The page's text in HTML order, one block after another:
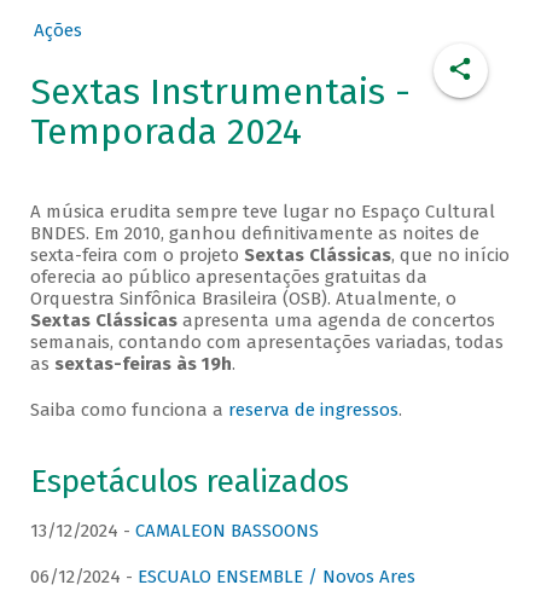
Ações
Sextas Instrumentais -
Temporada 2024
A música erudita sempre teve lugar no Espaço Cultural
BNDES. Em 2010, ganhou definitivamente as noites de
sexta-feira com o projeto Sextas Clássicas, que no início
oferecia ao público apresentações gratuitas da
Orquestra Sinfônica Brasileira (OSB). Atualmente, o
Sextas Clássicasapresenta uma agenda de concertos
semanais, contando com apresentações variadas, todas
as sextas-feiras às 19h.
Saiba como funciona a reserva de ingressos.
Espetáculos realizados
13/12/2024 - CAMALEON BASSOONS
06/12/2024 - ESCUALO ENSEMBLE / Novos Ares